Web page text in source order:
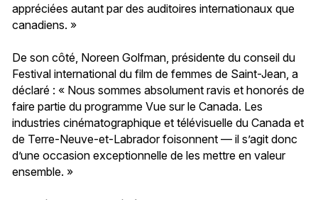
appréciées autant par des auditoires internationaux que
canadiens. »
De son côté, Noreen Golfman, présidente du conseil du
Festival international du film de femmes de Saint-Jean, a
déclaré : « Nous sommes absolument ravis et honorés de
faire partie du programme Vue sur le Canada. Les
industries cinématographique et télévisuelle du Canada et
de Terre-Neuve-et-Labrador foisonnent — il s’agit donc
d’une occasion exceptionnelle de les mettre en valeur
ensemble. »